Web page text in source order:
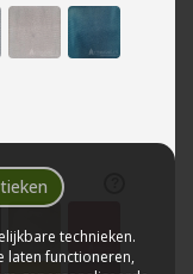
technieken.
functioneren,